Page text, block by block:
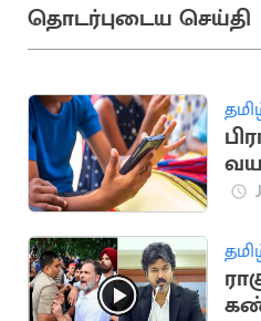
தொடர்புடைய செய்தி